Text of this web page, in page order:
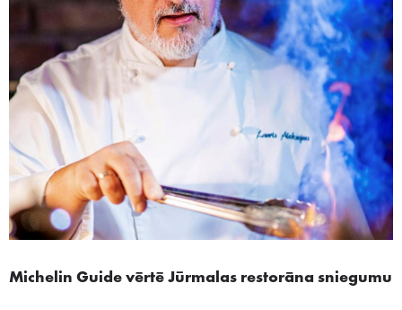
Michelin Guide vērtē Jūrmalas restorāna sniegumu